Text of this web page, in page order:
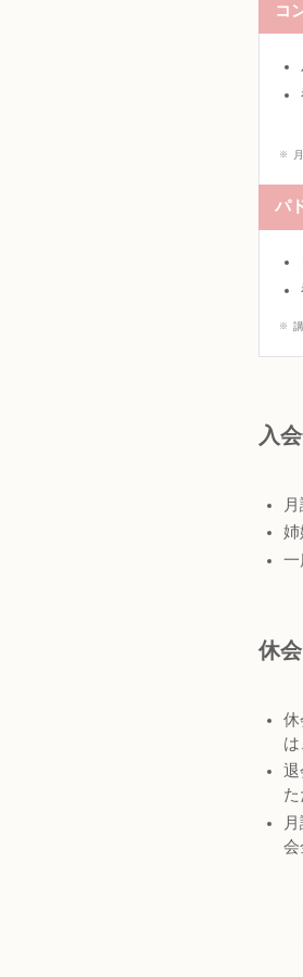
コ
パ
入
姉
一
休
休
退
た
会